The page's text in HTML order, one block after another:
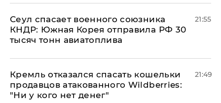
​Сеул спасает военного союзника
КНДР: Южная Корея отправила РФ 30
тысяч тонн авиатоплива
21:55
Кремль отказался спасать кошельки
продавцов атакованного Wildberries:
"Ни у кого нет денег"
21:49